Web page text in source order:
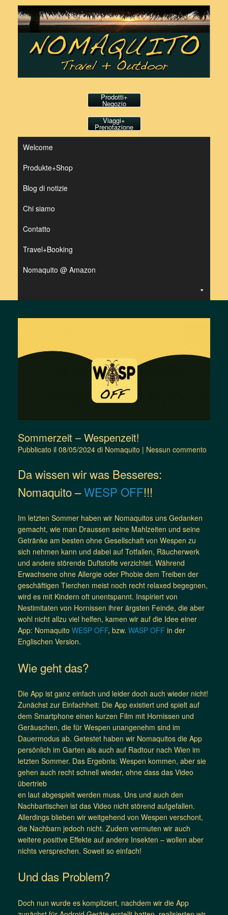
contenuto
Prodotti+
Negozio
Viaggi+
Prenotazione
Welcome
Produkte+Shop
Blog di notizie
Chi siamo
Contatto
Travel+Booking
Nomaquito @ Amazon
Sommerzeit – Wespenzeit!
Pubblicato il 08/05/2024 di Nomaquito | Nessun commento
Da wissen wir was Besseres:
Nomaquito –WESP OFF!!!
Im letzten Sommer haben wir Nomaquitos uns Gedanken
gemacht, wie man Draussen seine Mahlzeiten und seine
Getränke am besten ohne Gesellschaft von Wespen zu
sich nehmen kann und dabei auf Totfallen, Räucherwerk
und andere störende Duftstoffe verzichtet. Während
Erwachsene ohne Allergie oder Phobie dem Treiben der
geschäftigen Tierchen meist noch recht relaxed begegnen,
wird es mit Kindern oft unentspannt. Inspiriert von
Nestimitaten von Hornissen ihrer ärgsten Feinde, die aber
wohl nicht allzu viel helfen, kamen wir auf die Idee einer
App: Nomaquito WESP OFF, bzw. WASP OFF in der
Englischen Version.
Wie geht das?
Die App ist ganz einfach und leider doch auch wieder nicht!
Zunächst zur Einfachheit: Die App existiert und spielt auf
dem Smartphone einen kurzen Film mit Hornissen und
Geräuschen, die für Wespen unangenehm sind im
Dauermodus ab. Getestet haben wir Nomaquitos die App
persönlich im Garten als auch auf Radtour nach Wien im
letzten Sommer. Das Ergebnis: Wespen kommen, aber sie
gehen auch recht schnell wieder, ohne dass das Video
übertrieb
en laut abgespielt werden muss. Uns und auch den
Nachbartischen ist das Video nicht störend aufgefallen.
Allerdings blieben wir weitgehend von Wespen verschont,
die Nachbarn jedoch nicht. Zudem vermuten wir auch
weitere positive Effekte auf andere Insekten – wollen aber
nichts versprechen. Soweit so einfach!
Und das Problem?
Doch nun wurde es kompliziert, nachdem wir die App